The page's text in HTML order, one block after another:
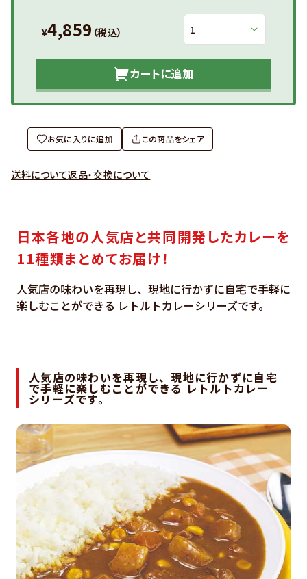
¥4,859 （税込）
カートに追加
お気に入りに追加 この商品をシェア
送料について返品・交換について
日本各地の人気店と共同開発したカレーを
11種類まとめてお届け！
人気店の味わいを再現し、現地に行かずに自宅で手軽に
楽しむことができる レトルトカレーシリーズです。
人気店の味わいを再現し、現地に行かずに自宅
で手軽に楽しむことができる レトルトカレー
シリーズです。